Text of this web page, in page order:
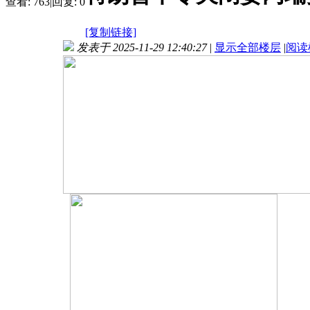
[复制链接]
发表于 2025-11-29 12:40:27 | 显示全部楼层 |阅